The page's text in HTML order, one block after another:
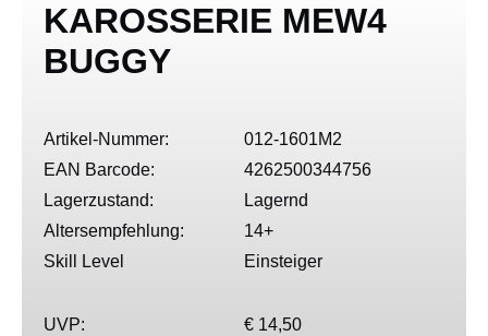
KAROSSERIE MEW4
BUGGY
Artikel-Nummer:
012-1601M2
EAN Barcode:
4262500344756
Lagerzustand:
Lagernd
Altersempfehlung:
14+
Skill Level
Einsteiger
UVP: € 14,50